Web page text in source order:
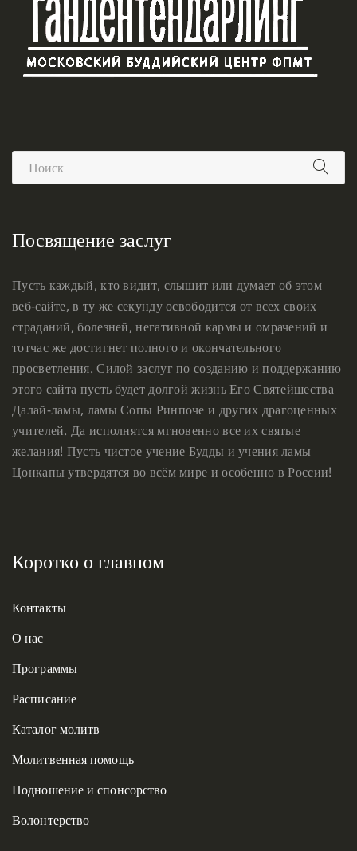
Посвящение заслуг
Пусть каждый, кто видит, слышит или думает об этом
веб-сайте, в ту же секунду освободится от всех своих
страданий, болезней, негативной кармы и омрачений и
тотчас же достигнет полного и окончательного
просветления. Силой заслуг по созданию и поддержанию
этого сайта пусть будет долгой жизнь Его Святейшества
Далай-ламы, ламы Сопы Ринпоче и других драгоценных
учителей. Да исполнятся мгновенно все их святые
желания! Пусть чистое учение Будды и учения ламы
Цонкапы утвердятся во всём мире и особенно в России!
Коротко о главном
Контакты
О нас
Программы
Расписание
Каталог молитв
Молитвенная помощь
Подношение и спонсорство
Волонтерство